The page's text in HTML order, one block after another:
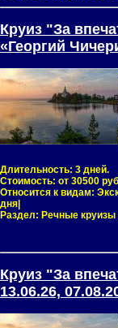
Круиз "За
«Георгий
Длительность: 3 дней.
Стоимость: от 30500
Относится к видам:
дня|
Раздел: Речные круизы
Круиз "За
13.06.26,